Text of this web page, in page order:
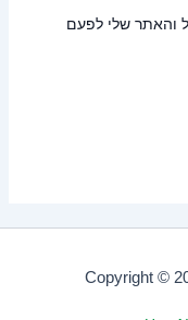
והאתר שלי לפעם
Copyright ©